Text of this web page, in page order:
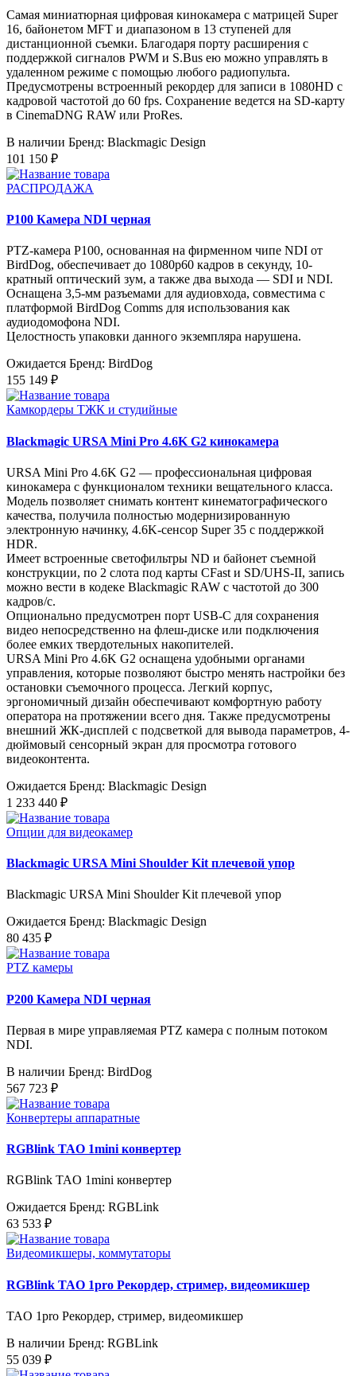
Самая миниатюрная цифровая кинокамера с матрицей Super
16, байонетом MFT и диапазоном в 13 ступеней для
дистанционной съемки. Благодаря порту расширения с
поддержкой сигналов PWM и S.Bus ею можно управлять в
удаленном режиме с помощью любого радиопульта.
Предусмотрены встроенный рекордер для записи в 1080HD с
кадровой частотой до 60 fps. Сохранение ведется на SD-карту
в CinemaDNG RAW или ProRes.
В наличии Бренд: Blackmagic Design
101 150 ₽
РАСПРОДАЖА
P100 Камера NDI черная
PTZ-камера P100, основанная на фирменном чипе NDI от
BirdDog, обеспечивает до 1080p60 кадров в секунду, 10-
кратный оптический зум, а также два выхода — SDI и NDI.
Оснащена 3,5-мм разъемами для аудиовхода, совместима с
платформой BirdDog Comms для использования как
аудиодомофона NDI.
Целостность упаковки данного экземпляра нарушена.
Ожидается Бренд: BirdDog
155 149 ₽
Камкордеры ТЖК и студийные
Blackmagic URSA Mini Pro 4.6K G2 кинокамера
URSA Mini Pro 4.6K G2 — профессиональная цифровая
кинокамера с функционалом техники вещательного класса.
Модель позволяет снимать контент кинематографического
качества, получила полностью модернизированную
электронную начинку, 4.6K-сенсор Super 35 с поддержкой
HDR.
Имеет встроенные светофильтры ND и байонет съемной
конструкции, по 2 слота под карты CFast и SD/UHS‑II, запись
можно вести в кодеке Blackmagic RAW с частотой до 300
кадров/с.
Опционально предусмотрен порт USB-C для сохранения
видео непосредственно на флеш-диске или подключения
более емких твердотельных накопителей.
URSA Mini Pro 4.6K G2 оснащена удобными органами
управления, которые позволяют быстро менять настройки без
остановки съемочного процесса. Легкий корпус,
эргономичный дизайн обеспечивают комфортную работу
оператора на протяжении всего дня. Также предусмотрены
внешний ЖК-дисплей с подсветкой для вывода параметров, 4-
дюймовый сенсорный экран для просмотра готового
видеоконтента.
Ожидается Бренд: Blackmagic Design
1 233 440 ₽
Опции для видеокамер
Blackmagic URSA Mini Shoulder Kit плечевой упор
Blackmagic URSA Mini Shoulder Kit плечевой упор
Ожидается Бренд: Blackmagic Design
80 435 ₽
PTZ камеры
P200 Камера NDI черная
Первая в мире управляемая PTZ камера с полным потоком
NDI.
В наличии Бренд: BirdDog
567 723 ₽
Конвертеры аппаратные
RGBlink TAO 1mini конвертер
RGBlink TAO 1mini конвертер
Ожидается Бренд: RGBLink
63 533 ₽
Видеомикшеры, коммутаторы
RGBlink TAO 1pro Рекордер, стример, видеомикшер
TAO 1pro Рекордер, стример, видеомикшер
В наличии Бренд: RGBLink
55 039 ₽